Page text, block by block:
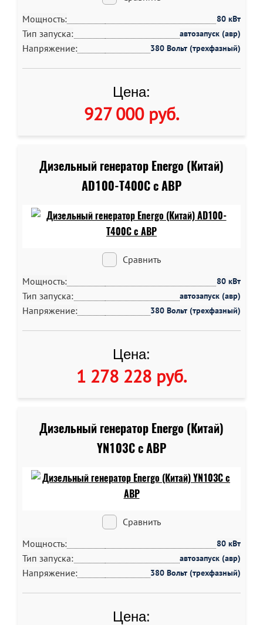
Мощность:
80 кВт
Тип запуска: автозапуск (авр)
Напряжение: 380 Вольт (трехфазный)
Цена:
927 000 руб.
Дизельный генератор Energo (Китай)
AD100-T400C c АВР
Сравнить
Мощность:
80 кВт
Тип запуска: автозапуск (авр)
Напряжение: 380 Вольт (трехфазный)
Цена:
1 278 228 руб.
Дизельный генератор Energo (Китай)
YN103C c АВР
Сравнить
Мощность:
80 кВт
Тип запуска: автозапуск (авр)
Напряжение: 380 Вольт (трехфазный)
Цена: